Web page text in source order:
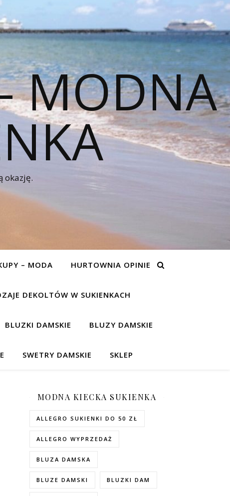
MODNA
okazję.
– MODA HURTOWNIA OPINIE
DEKOLTÓW W SUKIENKACH
BLUZKI DAMSKIE BLUZY DAMSKIE
SWETRY DAMSKIE SKLEP
MODNA KIECKA SUKIENKA
ALLEGRO SUKIENKI DO 50 ZŁ
ALLEGRO WYPRZEDAŻ
BLUZA DAMSKA
BLUZE DAMSKI BLUZKI DAM